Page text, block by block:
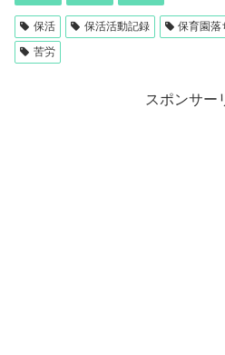
保活 保活活動記録 保育園落
苦労
スポンサー